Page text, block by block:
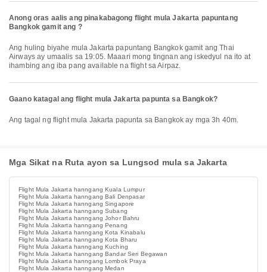
Anong oras aalis ang pinakabagong flight mula Jakarta papuntang
Bangkok gamit ang ?
Ang huling biyahe mula Jakarta papuntang Bangkok gamit ang Thai
Airways ay umaalis sa 19:05. Maaari mong tingnan ang iskedyul na ito at
ihambing ang iba pang available na flight sa Airpaz.
Gaano katagal ang flight mula Jakarta papunta sa Bangkok?
Ang tagal ng flight mula Jakarta papunta sa Bangkok ay mga 3h 40m.
Mga Sikat na Ruta ayon sa Lungsod mula sa Jakarta
Flight Mula Jakarta hanngang Kuala Lumpur
Flight Mula Jakarta hanngang Bali Denpasar
Flight Mula Jakarta hanngang Singapore
Flight Mula Jakarta hanngang Subang
Flight Mula Jakarta hanngang Johor Bahru
Flight Mula Jakarta hanngang Penang
Flight Mula Jakarta hanngang Kota Kinabalu
Flight Mula Jakarta hanngang Kota Bharu
Flight Mula Jakarta hanngang Kuching
Flight Mula Jakarta hanngang Bandar Seri Begawan
Flight Mula Jakarta hanngang Lombok Praya
Flight Mula Jakarta hanngang Medan